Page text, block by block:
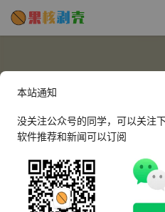
本站通知
没关注公众号的同学，可以关注
软件推荐和新闻可以订阅